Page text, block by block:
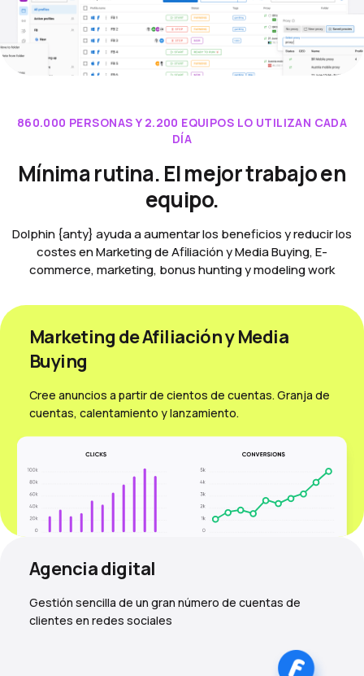
860.000 PERSONAS Y 2.200 EQUIPOS LO UTILIZAN CADA
DÍA
Mínima rutina. El mejor trabajo en
equipo.
Dolphin {anty} ayuda a aumentar los beneficios y reducir los
costes en Marketing de Afiliación y Media Buying, E-
commerce, marketing, bonus hunting y modeling work
Marketing de Afiliación y Media
Вuying
Cree anuncios a partir de cientos de cuentas. Granja de
cuentas, calentamiento y lanzamiento.
Agencia digital
Gestión sencilla de un gran número de cuentas de
clientes en redes sociales